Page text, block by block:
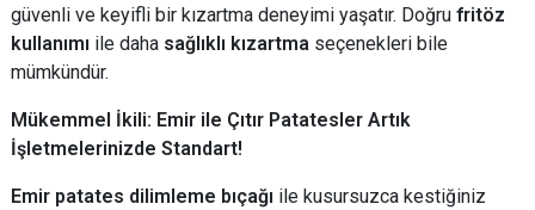
güvenli ve keyifli bir kızartma deneyimi yaşatır. Doğru fritöz
kullanımı ile daha sağlıklı kızartma seçenekleri bile
mümkündür.
Mükemmel İkili: Emir ile Çıtır Patatesler Artık
İşletmelerinizde Standart!
Emir patates dilimleme bıçağı ile kusursuzca kestiğiniz